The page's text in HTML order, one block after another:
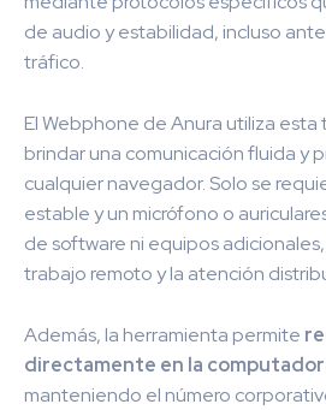
de audio y estabilidad, incluso
tráfico.
El Webphone de Anura utiliza
brindar una comunicación fluida y
cualquier navegador. Solo se
estable y un micrófono o
de software ni equipos
trabajo remoto y la atención
Además, la herramienta permite
directamente en la
manteniendo el número